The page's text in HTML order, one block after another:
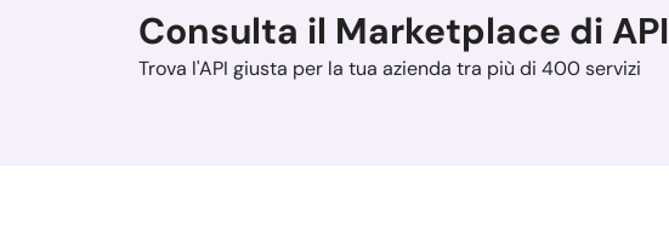
Consulta il Marketplace di API
Trova l'API giusta per la tua azienda tra più di 400 servizi